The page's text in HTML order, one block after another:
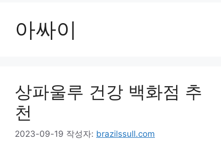
아싸이
상파울루 건강 백화점 추
천
2023-09-19 작성자: brazilssull.com